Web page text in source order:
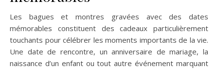
Les bagues et montres gravées avec des dates
mémorables constituent des cadeaux particulièrement
touchants pour célébrer les moments importants de la vie.
Une date de rencontre, un anniversaire de mariage, la
naissance d’un enfant ou tout autre événement marquant